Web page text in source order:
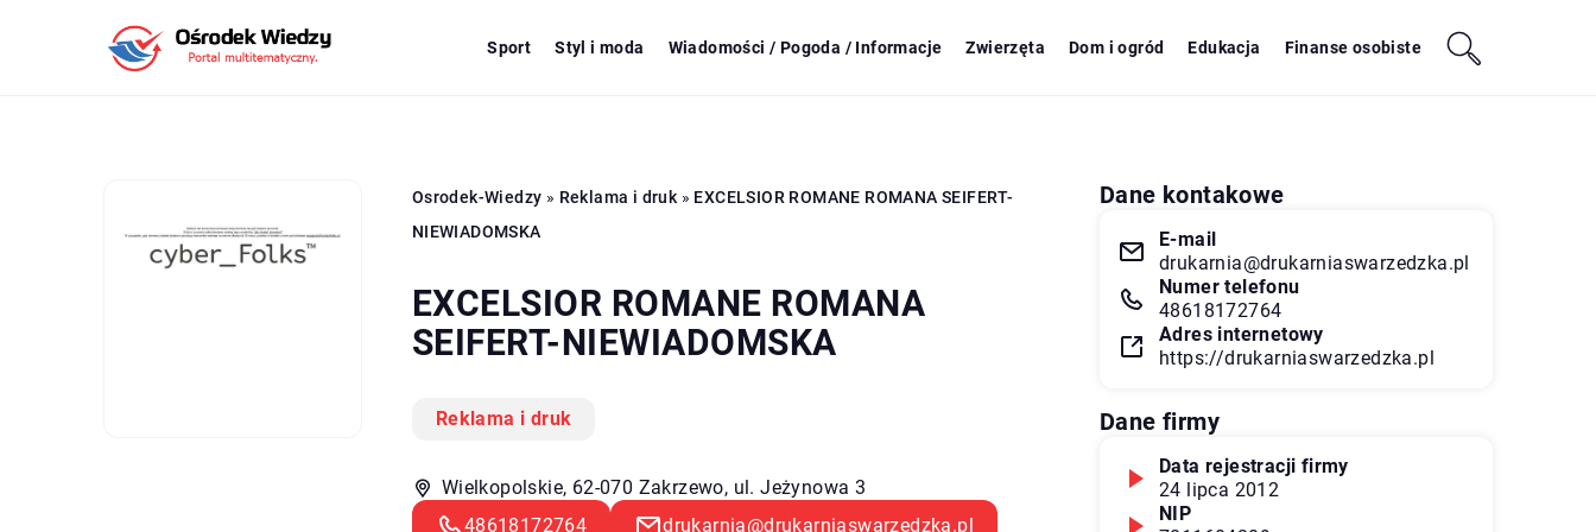
Sport Styl i moda Wiadomości / Pogoda / Informacje Zwierzęta Dom i ogród Edukacja Finanse osobiste
Osrodek-Wiedzy » Reklama i druk » EXCELSIOR ROMANE ROMANA SEIFERT-
NIEWIADOMSKA
EXCELSIOR ROMANE ROMANA
SEIFERT-NIEWIADOMSKA
Reklama i druk
Wielkopolskie, 62-070 Zakrzewo, ul. Jeżynowa 3
48618172764
drukarnia@drukarniaswarzedzka.pl
Dane kontakowe
E-mail
drukarnia@drukarniaswarzedzka.pl
Numer telefonu
48618172764
Adres internetowy
https://drukarniaswarzedzka.pl
Dane firmy
Data rejestracji firmy
24 lipca 2012
NIP